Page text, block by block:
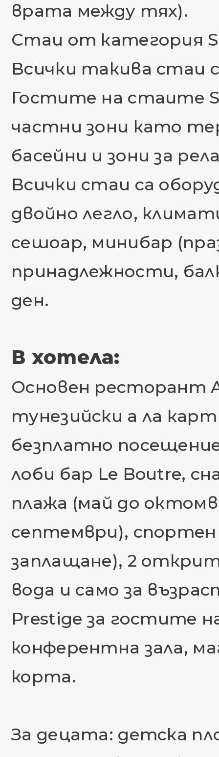
врата между тях).
Стаи от категория
Всички такива стаи
Гостите на стаите
частни зони като
басейни и зони за
Всички стаи са
двойно легло,
сешоар, минибар
принадлежности,
ден.
В хотела:
Основен ресторант
тунезийски а ла
безплатно
лоби бар Le Boutre,
плажа (май до
септември),
заплащане), 2
вода и само за
Prestige за гостите
конферентна зала,
корта.
За децата: детска